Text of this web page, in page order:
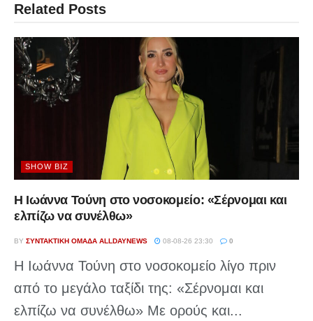
Related Posts
SHOW BIZ
Η Ιωάννα Τούνη στο νοσοκομείο: «Σέρνομαι και
ελπίζω να συνέλθω»
BY ΣΥΝΤΑΚΤΙΚΉ ΟΜΆΔΑ ALLDAYNEWS 08-08-26 23:30 0
Η Ιωάννα Τούνη στο νοσοκομείο λίγο πριν
από το μεγάλο ταξίδι της: «Σέρνομαι και
ελπίζω να συνέλθω» Με ορούς και...